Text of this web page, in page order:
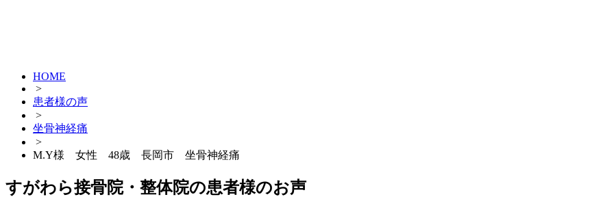
HOME
>
患者様の声
>
坐骨神経痛
>
M.Y様 女性 48歳 長岡市 坐骨神経痛
すがわら接骨院・整体院の患者様のお声